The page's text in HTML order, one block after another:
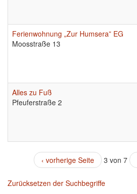
Ferienwohnung „Zur Humsera” EG
Moosstraße 13
Alles zu Fuß
Pfeuferstraße 2
‹ vorherige Seite 3 von 7
Zurücksetzen der Suchbegriffe